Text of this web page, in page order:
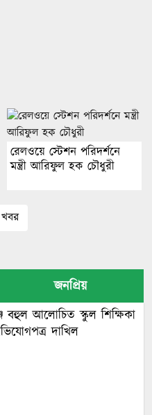
রেলওয়ে স্টেশন পরিদর্শনে
মন্ত্রী আরিফুল হক চৌধুরী
জনপ্রিয়
বহুল আলোচিত স্কুল শিক্ষিকা
দাখিল